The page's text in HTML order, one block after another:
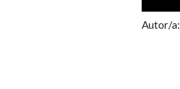
Autor/a: